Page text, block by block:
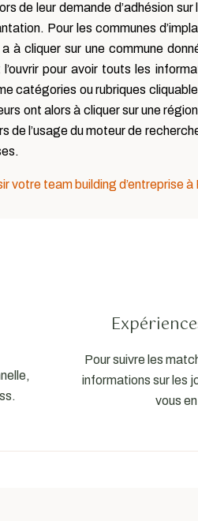
de leur demande d’adhésion sur
Pour les communes
cliquer sur une commune
pour avoir touts les
catégories ou rubriques
ont alors à cliquer sur une
l’usage du moteur de
votre team building d’entreprise à
Pour suivre les
informations sur les
vous